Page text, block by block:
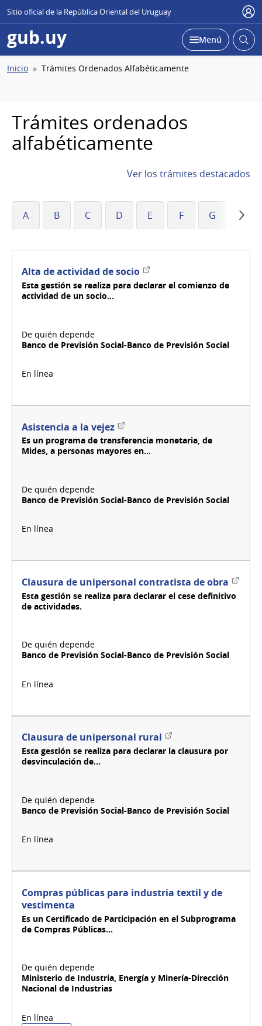
Sitio oficial de la República Oriental del Uruguay
gub.uy Desplegar
Menú Abrir
Ruta
Inicio Trámites Ordenados Alfabéticamente
Trámites ordenados
alfabéticamente
Ver los trámites destacados
A B C D E F G H
Alta de actividad de socioEnlace
externo
Esta gestión se realiza para declarar el comienzo de
actividad de un socio...
Banco de Previsión Social-Banco de Previsión Social
Asistencia a la vejezEnlace
externo
Es un programa de transferencia monetaria, de
Mides, a personas mayores en...
Banco de Previsión Social-Banco de Previsión Social
Clausura de unipersonal contratista de obra Enlace
Esta gestión se realiza para declarar el cese definitivo
de actividades.
Banco de Previsión Social-Banco de Previsión Social
Clausura de unipersonal rural Enlace
externo
Esta gestión se realiza para declarar la clausura por
desvinculación de...
Banco de Previsión Social-Banco de Previsión Social
Compras públicas para industria textil y de
vestimenta
Es un Certificado de Participación en el Subprograma
de Compras Públicas...
Ministerio de Industria, Energía y Minería-Dirección
Nacional de Industrias